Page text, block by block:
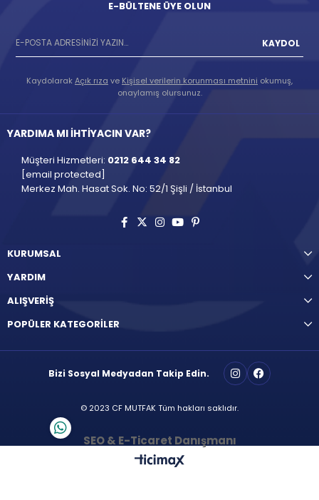
E-BÜLTENE ÜYE OLUN
KAYDOL
KaydolarakAçık rıza ve Kişisel verilerin korunması metnini okumuş,
onaylamış olursunuz.
YARDIMA MI İHTİYACIN VAR?
Müşteri Hizmetleri: 0212 644 34 82
[email protected]
Merkez Mah. Hasat Sok. No: 52/1 Şişli / İstanbul
KURUMSAL
YARDIM
ALIŞVERİŞ
POPÜLER KATEGORİLER
Bizi Sosyal Medyadan Takip Edin.
© 2023 CF MUTFAK Tüm hakları saklıdır.
SEO & E-Ticaret Danışmanı